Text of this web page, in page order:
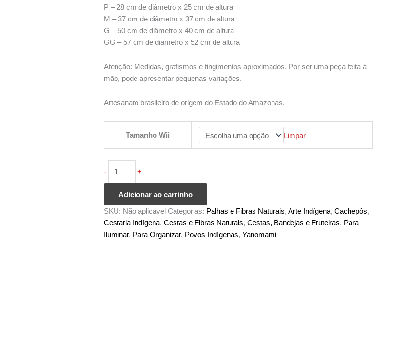
P – 28 cm de diâmetro x 25 cm de altura
M – 37 cm de diâmetro x 37 cm de altura
G – 50 cm de diâmetro x 40 cm de altura
GG – 57 cm de diâmetro x 52 cm de altura
Atenção: Medidas, grafismos e tingimentos aproximados. Por ser uma peça feita à
mão, pode apresentar pequenas variações.
Artesanato brasileiro de origem do Estado do Amazonas.
Tamanho Wii Limpar
-
Wii
Yanomami
quantidade
+
Adicionar ao carrinho
SKU: Não aplicável Categorias: Palhas e Fibras Naturais, Arte Indígena, Cachepôs,
Cestaria Indígena, Cestas e Fibras Naturais, Cestas, Bandejas e Fruteiras, Para
Iluminar, Para Organizar, Povos Indígenas, Yanomami